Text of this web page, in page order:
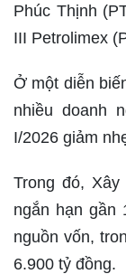
Phúc Thịnh
III Petrolimex
Ở một diễn
nhiều doanh
I/2026 giảm
Trong đó,
ngắn hạn gần
nguồn vốn,
6.900 tỷ đồng.